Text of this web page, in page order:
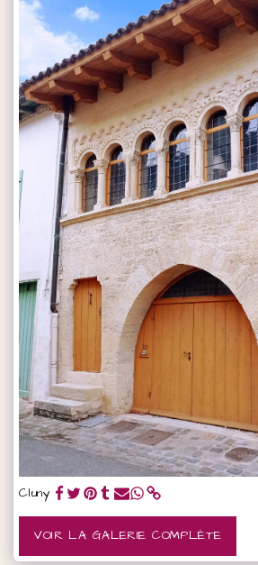
Cluny
VOIR LA GALERIE COMPLÈTE